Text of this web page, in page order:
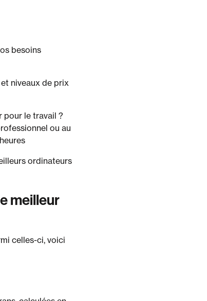
besoins
niveaux de prix
pour le travail ?
ou au
ordinateurs
meilleur
celles-ci, voici